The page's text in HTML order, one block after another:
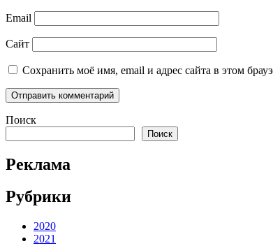
Email
Сайт
Сохранить моё имя, email и адрес сайта в этом
Поиск
Поиск
Реклама
Рубрики
2020
2021